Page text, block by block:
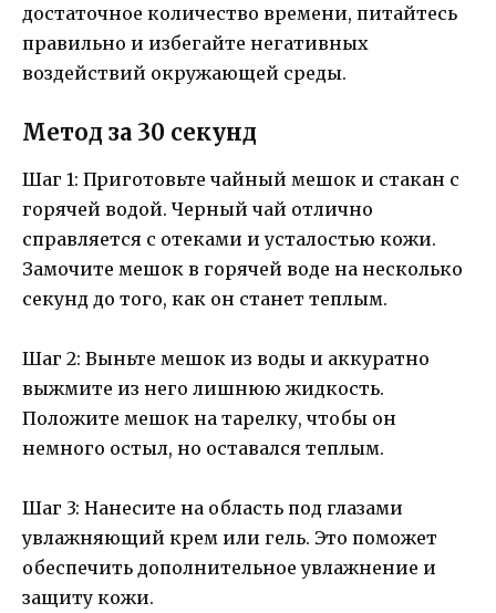
достаточное количество времени, питайтесь
правильно и избегайте негативных
воздействий окружающей среды.
Метод за 30 секунд
Шаг 1: Приготовьте чайный мешок и стакан с
горячей водой. Черный чай отлично
справляется с отеками и усталостью кожи.
Замочите мешок в горячей воде на несколько
секунд до того, как он станет теплым.
Шаг 2: Выньте мешок из воды и аккуратно
выжмите из него лишнюю жидкость.
Положите мешок на тарелку, чтобы он
немного остыл, но оставался теплым.
Шаг 3: Нанесите на область под глазами
увлажняющий крем или гель. Это поможет
обеспечить дополнительное увлажнение и
защиту кожи.